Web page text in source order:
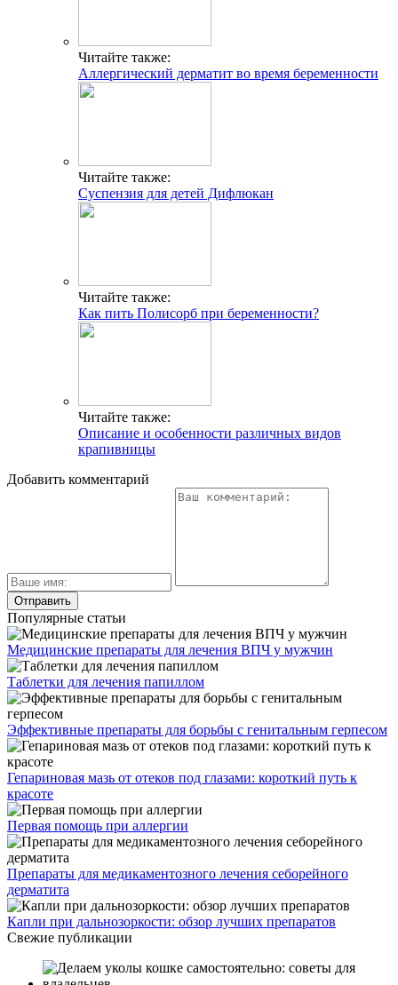
Читайте также:
Аллергический дерматит во время беременности
Читайте также:
Суспензия для детей Дифлюкан
Читайте также:
Как пить Полисорб при беременности?
Читайте также:
Описание и особенности различных видов
крапивницы
Добавить комментарий
Популярные статьи
Медицинские препараты для лечения ВПЧ у мужчин
Таблетки для лечения папиллом
Эффективные препараты для борьбы с генитальным герпесом
Гепариновая мазь от отеков под глазами: короткий путь к
красоте
Первая помощь при аллергии
Препараты для медикаментозного лечения себорейного
дерматита
Капли при дальнозоркости: обзор лучших препаратов
Свежие публикации